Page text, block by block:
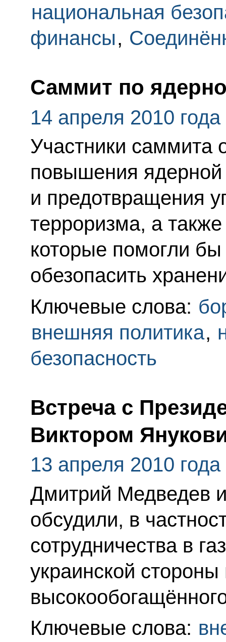
национальная
финансы,
Саммит по
14 апреля 2010 года
Участники саммита
повышения ядерной
и предотвращения
терроризма, а
которые помогли
обезопасить
Ключевые слова:
внешняя политика,
безопасность
Встреча с
Виктором
13 апреля 2010 года
Дмитрий Медведев
обсудили, в
сотрудничества в
украинской
Ключевые слова: